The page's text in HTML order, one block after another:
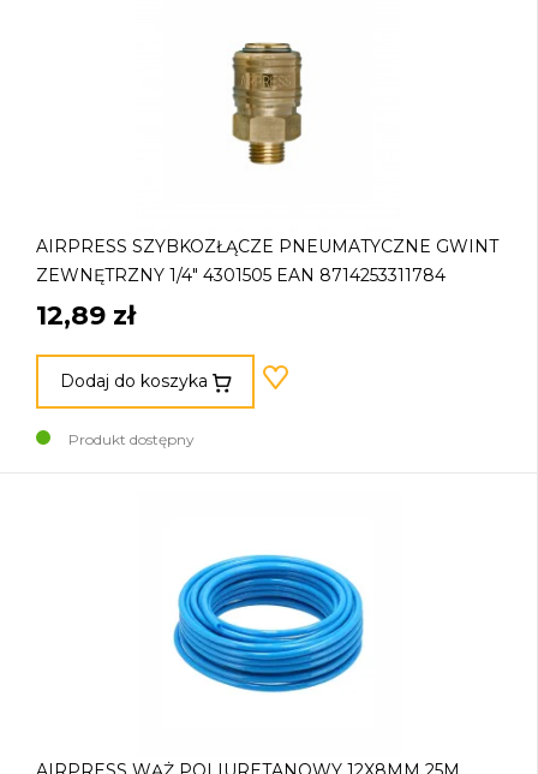
AIRPRESS SZYBKOZŁĄCZE PNEUMATYCZNE GWINT
ZEWNĘTRZNY 1/4" 4301505 EAN 8714253311784
12,89 zł
Dodaj do koszyka
Produkt dostępny